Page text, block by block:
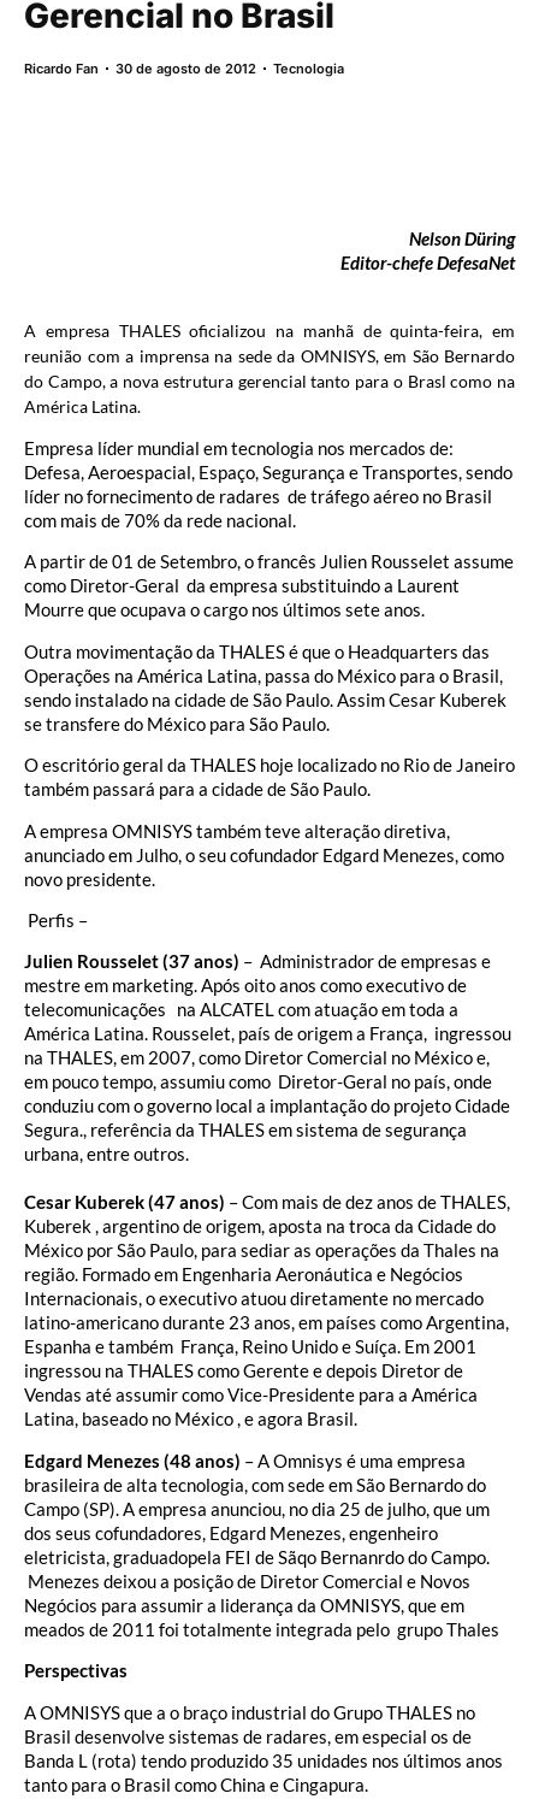
Gerencial no Brasil
Ricardo Fan 30 de agosto de 2012 Tecnologia
Nelson Düring
Editor-chefe DefesaNet
A empresa THALES oficializou na manhã de quinta-feira, em
reunião com a imprensa na sede da OMNISYS, em São Bernardo
do Campo, a nova estrutura gerencial tanto para o Brasl como na
América Latina.
Empresa líder mundial em tecnologia nos mercados de:
Defesa, Aeroespacial, Espaço, Segurança e Transportes, sendo
líder no fornecimento de radares de tráfego aéreo no Brasil
com mais de 70% da rede nacional.
A partir de 01 de Setembro, o francês Julien Rousselet assume
como Diretor-Geral da empresa substituindo a Laurent
Mourre que ocupava o cargo nos últimos sete anos.
Outra movimentação da THALES é que o Headquarters das
Operações na América Latina, passa do México para o Brasil,
sendo instalado na cidade de São Paulo. Assim Cesar Kuberek
se transfere do México para São Paulo.
O escritório geral da THALES hoje localizado no Rio de Janeiro
também passará para a cidade de São Paulo.
A empresa OMNISYS também teve alteração diretiva,
anunciado em Julho, o seu cofundador Edgard Menezes, como
novo presidente.
Perfis –
Julien Rousselet (37 anos) – Administrador de empresas e
mestre em marketing. Após oito anos como executivo de
telecomunicações na ALCATEL com atuação em toda a
América Latina. Rousselet, país de origem a França, ingressou
na THALES, em 2007, como Diretor Comercial no México e,
em pouco tempo, assumiu como Diretor-Geral no país, onde
conduziu com o governo local a implantação do projeto Cidade
Segura., referência da THALES em sistema de segurança
urbana, entre outros.
Cesar Kuberek (47 anos) – Com mais de dez anos de THALES,
Kuberek , argentino de origem, aposta na troca da Cidade do
México por São Paulo, para sediar as operações da Thales na
região. Formado em Engenharia Aeronáutica e Negócios
Internacionais, o executivo atuou diretamente no mercado
latino-americano durante 23 anos, em países como Argentina,
Espanha e também França, Reino Unido e Suíça. Em 2001
ingressou na THALES como Gerente e depois Diretor de
Vendas até assumir como Vice-Presidente para a América
Latina, baseado no México , e agora Brasil.
Edgard Menezes (48 anos) – A Omnisys é uma empresa
brasileira de alta tecnologia, com sede em São Bernardo do
Campo (SP). A empresa anunciou, no dia 25 de julho, que um
dos seus cofundadores, Edgard Menezes, engenheiro
eletricista, graduadopela FEI de Sãqo Bernanrdo do Campo.
Menezes deixou a posição de Diretor Comercial e Novos
Negócios para assumir a liderança da OMNISYS, que em
meados de 2011 foi totalmente integrada pelo grupo Thales
Perspectivas
A OMNISYS que a o braço industrial do Grupo THALES no
Brasil desenvolve sistemas de radares, em especial os de
Banda L (rota) tendo produzido 35 unidades nos últimos anos
tanto para o Brasil como China e Cingapura.